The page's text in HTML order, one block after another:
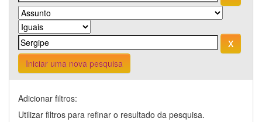
Iniciar uma nova pesquisa
Adicionar filtros:
Utilizar filtros para refinar o resultado da pesquisa.